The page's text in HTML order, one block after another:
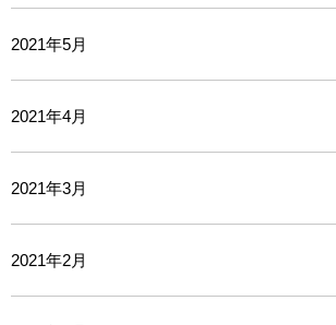
2021年5月
2021年4月
2021年3月
2021年2月